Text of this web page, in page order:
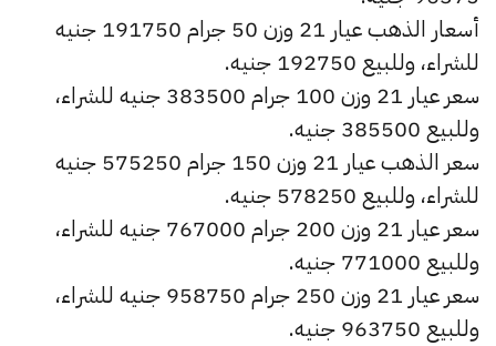
أسعار الذهب عيار 21 وزن 50 جرام 191750 جنيه
للشراء، وللبيع 192750 جنيه.
سعر عيار 21 وزن 100 جرام 383500 جنيه للشراء،
وللبيع 385500 جنيه.
سعر الذهب عيار 21 وزن 150 جرام 575250 جنيه
للشراء، وللبيع 578250 جنيه.
سعر عيار 21 وزن 200 جرام 767000 جنيه للشراء،
وللبيع 771000 جنيه.
سعر عيار 21 وزن 250 جرام 958750 جنيه للشراء،
وللبيع 963750 جنيه.